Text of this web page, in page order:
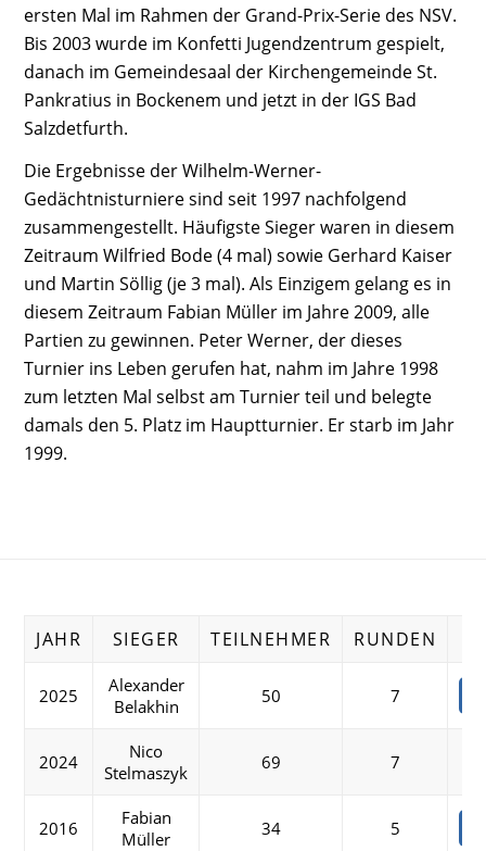
ersten Mal im Rahmen der Grand-Prix-Serie des NSV.
Bis 2003 wurde im Konfetti Jugendzentrum gespielt,
danach im Gemeindesaal der Kirchengemeinde St.
Pankratius in Bockenem und jetzt in der IGS Bad
Salzdetfurth.
Die Ergebnisse der Wilhelm-Werner-
Gedächtnisturniere sind seit 1997 nachfolgend
zusammengestellt. Häufigste Sieger waren in diesem
Zeitraum Wilfried Bode (4 mal) sowie Gerhard Kaiser
und Martin Söllig (je 3 mal). Als Einzigem gelang es in
diesem Zeitraum Fabian Müller im Jahre 2009, alle
Partien zu gewinnen. Peter Werner, der dieses
Turnier ins Leben gerufen hat, nahm im Jahre 1998
zum letzten Mal selbst am Turnier teil und belegte
damals den 5. Platz im Hauptturnier. Er starb im Jahr
1999.
JAHR SIEGER TEILNEHMER RUNDEN
2025
Alexander
Belakhin
50 7
2024
Nico
Stelmaszyk
69 7
2016
Fabian
Müller
34 5